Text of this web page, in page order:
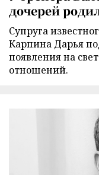
дочерей
Супруга
Карпина Дарья
появления на
отношений.